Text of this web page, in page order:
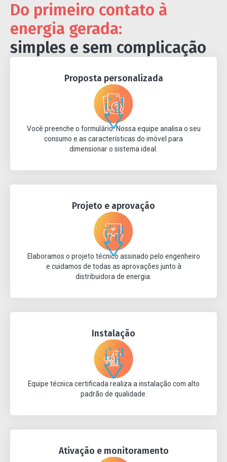
Do primeiro contato à
energia gerada:
simples e sem complicação
Proposta personalizada
Você preenche o formulário. Nossa equipe analisa o seu
consumo e as características do imóvel para
dimensionar o sistema ideal.
Projeto e aprovação
Elaboramos o projeto técnico assinado pelo engenheiro
e cuidamos de todas as aprovações junto à
distribuidora de energia.
Instalação
Equipe técnica certificada realiza a instalação com alto
padrão de qualidade.
Ativação e monitoramento